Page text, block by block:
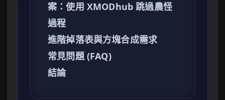
案：使用 XMODhub 跳過農怪
過程
進階掉落表與方塊合成需求
常見問題 (FAQ)
結論